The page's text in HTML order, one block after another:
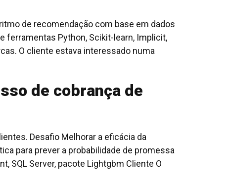
de recomendação com base em dados
ferramentas Python, Scikit-learn, Implicit,
O cliente estava interessado numa
de cobrança de
Desafio Melhorar a eficácia da
para prever a probabilidade de promessa
SQL Server, pacote Lightgbm Cliente O